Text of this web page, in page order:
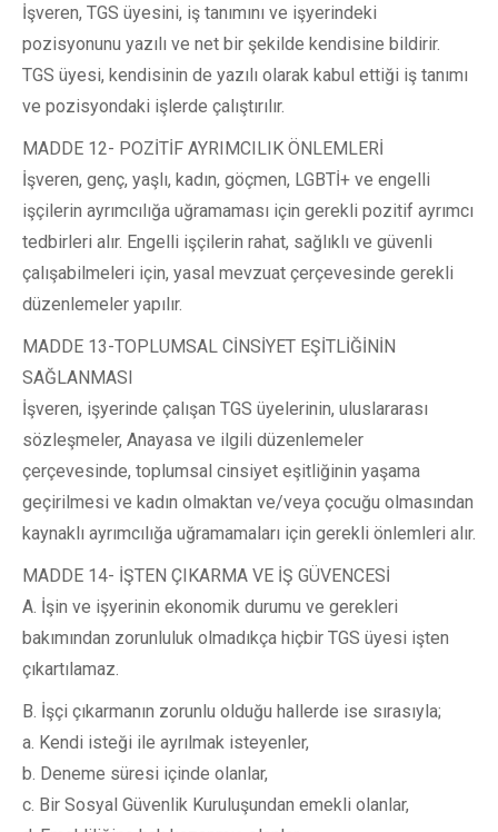
İşveren, TGS üyesini, iş tanımını ve işyerindeki
pozisyonunu yazılı ve net bir şekilde kendisine bildirir.
TGS üyesi, kendisinin de yazılı olarak kabul ettiği iş tanımı
ve pozisyondaki işlerde çalıştırılır.
MADDE 12- POZİTİF AYRIMCILIK ÖNLEMLERİ
İşveren, genç, yaşlı, kadın, göçmen, LGBTİ+ ve engelli
işçilerin ayrımcılığa uğramaması için gerekli pozitif ayrımcı
tedbirleri alır. Engelli işçilerin rahat, sağlıklı ve güvenli
çalışabilmeleri için, yasal mevzuat çerçevesinde gerekli
düzenlemeler yapılır.
MADDE 13-TOPLUMSAL CİNSİYET EŞİTLİĞİNİN
SAĞLANMASI
İşveren, işyerinde çalışan TGS üyelerinin, uluslararası
sözleşmeler, Anayasa ve ilgili düzenlemeler
çerçevesinde, toplumsal cinsiyet eşitliğinin yaşama
geçirilmesi ve kadın olmaktan ve/veya çocuğu olmasından
kaynaklı ayrımcılığa uğramamaları için gerekli önlemleri alır.
MADDE 14- İŞTEN ÇIKARMA VE İŞ GÜVENCESİ
A. İşin ve işyerinin ekonomik durumu ve gerekleri
bakımından zorunluluk olmadıkça hiçbir TGS üyesi işten
çıkartılamaz.
B. İşçi çıkarmanın zorunlu olduğu hallerde ise sırasıyla;
a. Kendi isteği ile ayrılmak isteyenler,
b. Deneme süresi içinde olanlar,
c. Bir Sosyal Güvenlik Kuruluşundan emekli olanlar,